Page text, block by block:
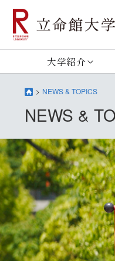
大学紹介
NEWS & TOPICS
NEWS &